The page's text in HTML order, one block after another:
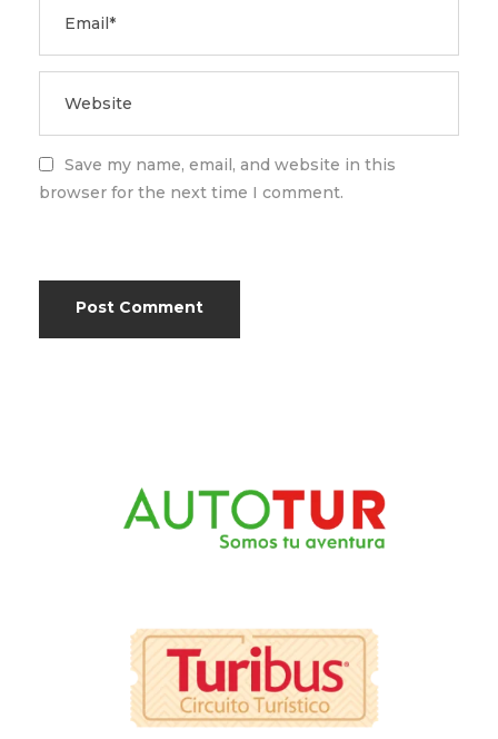
Save my name, email, and website in this
browser for the next time I comment.